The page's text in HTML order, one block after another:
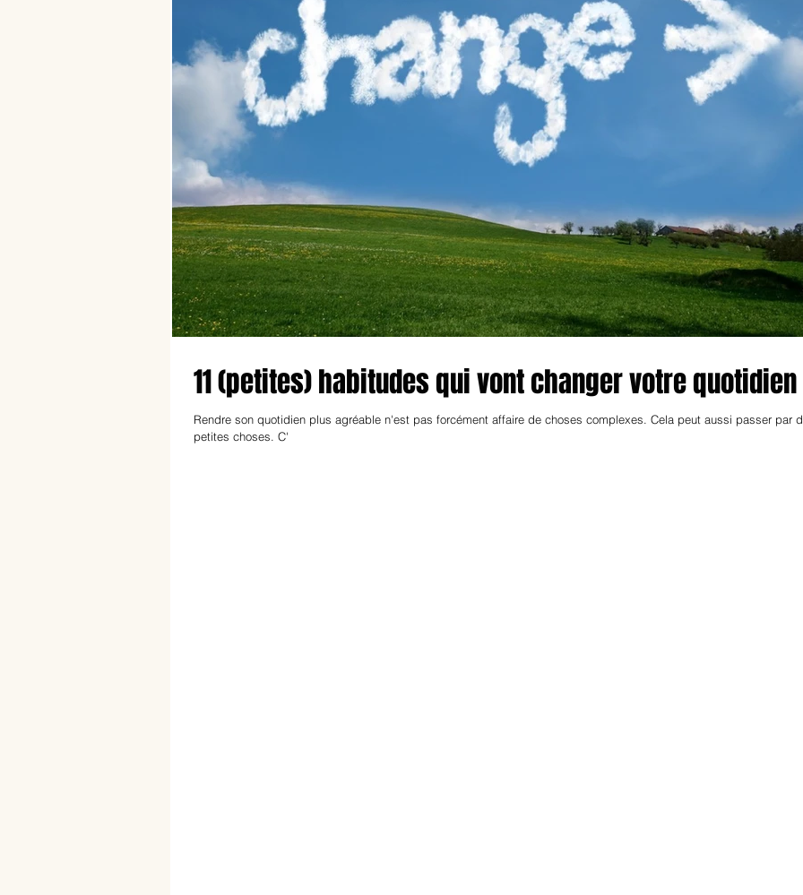
11 (petites) habitudes qui vont changer votre quotidien
Rendre son quotidien plus agréable n'est pas forcément affaire de choses complexes. Cela peut aussi passer par
petites choses. C'